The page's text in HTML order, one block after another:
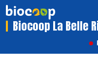
Biocoop La Belle